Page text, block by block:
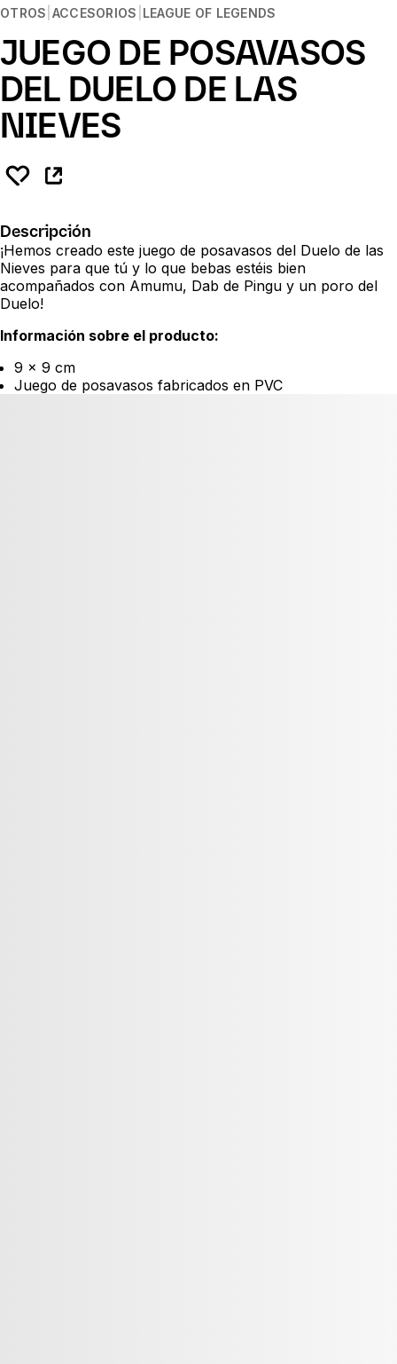
OTROS ACCESORIOS LEAGUE OF LEGENDS
JUEGO DE POSAVASOS
DEL DUELO DE LAS
NIEVES
Descripción
¡Hemos creado este juego de posavasos del Duelo de las
Nieves para que tú y lo que bebas estéis bien
acompañados con Amumu, Dab de Pingu y un poro del
Duelo!
Información sobre el producto:
9 x 9 cm
Juego de posavasos fabricados en PVC